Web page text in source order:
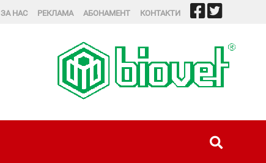
ЗА НАС РЕКЛАМА АБОНАМЕНТ КОНТАКТИ